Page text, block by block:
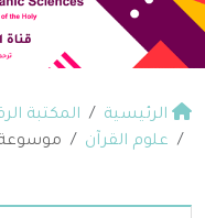
الرئيسية المكتبة
علوم القرآن
موسوعة